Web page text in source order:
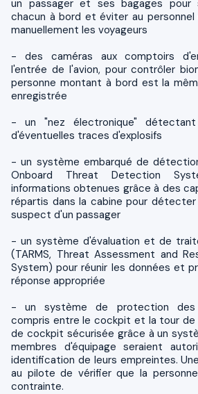
un passager et ses bagages pour
chacun à bord et éviter au
manuellement les voyageurs
- des caméras aux comptoirs
l'entrée de l'avion, pour contrôler
personne montant à bord est la
enregistrée
- un "nez électronique"
d'éventuelles traces d'explosifs
- un système embarqué de
Onboard Threat Detection
informations obtenues grâce à des
répartis dans la cabine pour
suspect d'un passager
- un système d'évaluation et de
(TARMS, Threat Assessment and
System) pour réunir les données et
réponse appropriée
- un système de protection des
compris entre le cockpit et la tour
de cockpit sécurisée grâce à un
membres d'équipage seraient
identification de leurs empreintes.
au pilote de vérifier que la
contrainte.